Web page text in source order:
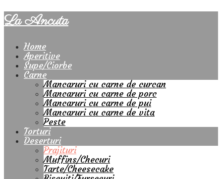
La Ancuta
Home
Aperitive
Supe/Ciorbe
Carne
Mancaruri cu carne de curcan
Mancaruri cu carne de porc
Mancaruri cu carne de pui
Mancaruri cu carne de vita
Peste
Torturi
Deserturi
Prajituri
Muffins/Checuri
Tarte/Cheesecake